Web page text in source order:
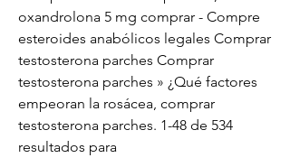
oxandrolona 5 mg comprar - Compre
esteroides anabólicos legales Comprar
testosterona parches Comprar
testosterona parches » ¿Qué factores
empeoran la rosácea, comprar
testosterona parches. 1-48 de 534
resultados para